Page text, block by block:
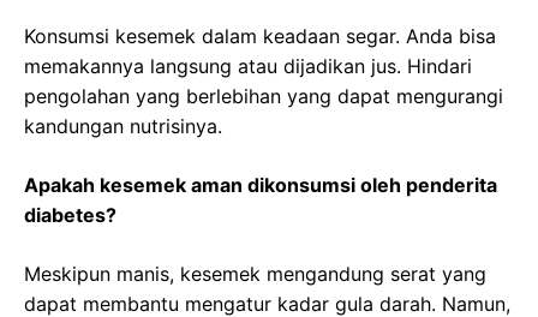
Konsumsi kesemek dalam keadaan segar. Anda bisa
memakannya langsung atau dijadikan jus. Hindari
pengolahan yang berlebihan yang dapat mengurangi
kandungan nutrisinya.
Apakah kesemek aman dikonsumsi oleh penderita
diabetes?
Meskipun manis, kesemek mengandung serat yang
dapat membantu mengatur kadar gula darah. Namun,